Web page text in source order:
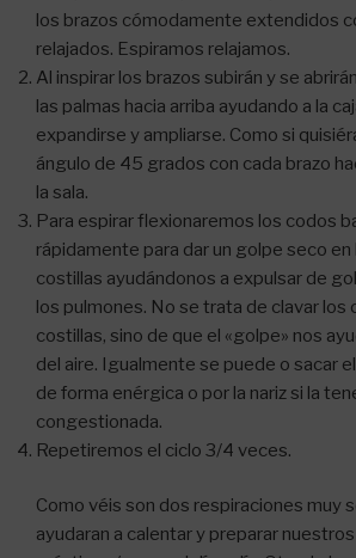
los brazos cómodamente extendidos
relajados. Espiramos relajamos.
Al inspirar los brazos subirán y se
las palmas hacia arriba ayudando a la
expandirse y ampliarse. Como si
ángulo de 45 grados con cada brazo
la sala.
Para espirar flexionaremos los codos
rápidamente para dar un golpe seco en
costillas ayudándonos a expulsar de
los pulmones. No se trata de clavar los
costillas, sino de que el «golpe» nos
del aire. Igualmente se puede o sacar
de forma enérgica o por la nariz si la
congestionada.
Repetiremos el ciclo 3/4 veces.
Como véis son dos respiraciones muy
ayudaran a calentar y preparar